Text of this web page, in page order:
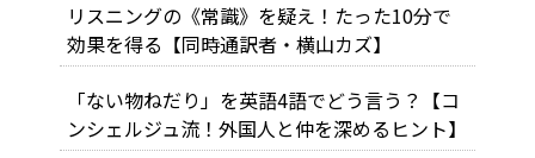
リスニングの《常識》を疑え！たった10分で
効果を得る【同時通訳者・横山カズ】
「ない物ねだり」を英語4語でどう言う？【コ
ンシェルジュ流！外国人と仲を深めるヒント】